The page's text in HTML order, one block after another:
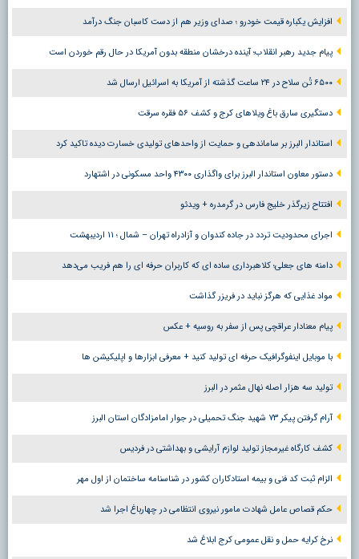
افزایش یکباره قیمت خودرو ؛ صدای وزیر هم از دست کاسبان جنگ درآمد
پیام جدید رهبر انقلاب؛ آینده درخشان منطقه بدون آمریکا در حال رقم خوردن است
۶۵۰۰ تُن سلاح در ۲۴ ساعت گذشته از آمریکا به اسرائیل ارسال شد
دستگیری سارق باغ ویلاهای کرج و کشف ۵۶ فقره سرقت
استاندار البرز بر ساماندهی و حمایت از واحدهای تولیدی خسارت دیده تاکید کرد
دستور معاون استاندار البرز برای واگذاری ۴۳۰۰ واحد مسکونی در اشتهارد
افتتاح زیرگذر خلیج فارس در گرمدره + ویدئو
اجرای محدودیت تردد در جاده کندوان و آزادراه تهران – شمال ؛ ١١ اردیبهشت
دامنه های جعلی؛ کلاهبرداری ساده ای که کاربران حرفه ای را هم فریب می‌دهد
مواد غذایی که هرگز نباید در فریزر گذاشت
پیام معنادار عراقچی پس از سفر به روسیه + عکس
با موبایل اینفوگرافیک حرفه ای تولید کنید + معرفی ابزارها و اپلیکیشن ها
تولید سه هزار اصله نهال مثمر در البرز
آرام گرفتن پیکر ۷۳ شهید جنگ تحمیلی در جوار امامزادگان استان البرز
کشف کارگاه غیرمجاز تولید لوازم آرایشی و بهداشتی در فردیس
الزام ثبت کد فنی و بیمه استادکاران کشور در شناسنامه ساختمان از اول مهر
حکم قصاص عامل شهادت مامور نیروی انتظامی در چهارباغ اجرا شد
نرخ کرایه حمل و نقل عمومی کرج ابلاغ شد